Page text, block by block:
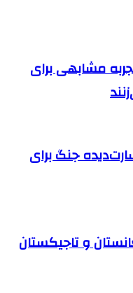
مشابهی برای
خسارت‌دیده جنگ برای
و تاجیکستان